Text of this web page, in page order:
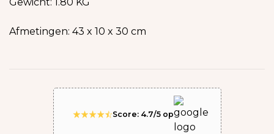
Afmetingen: 43 x 10 x 30 cm
Score: 4.7/5 op